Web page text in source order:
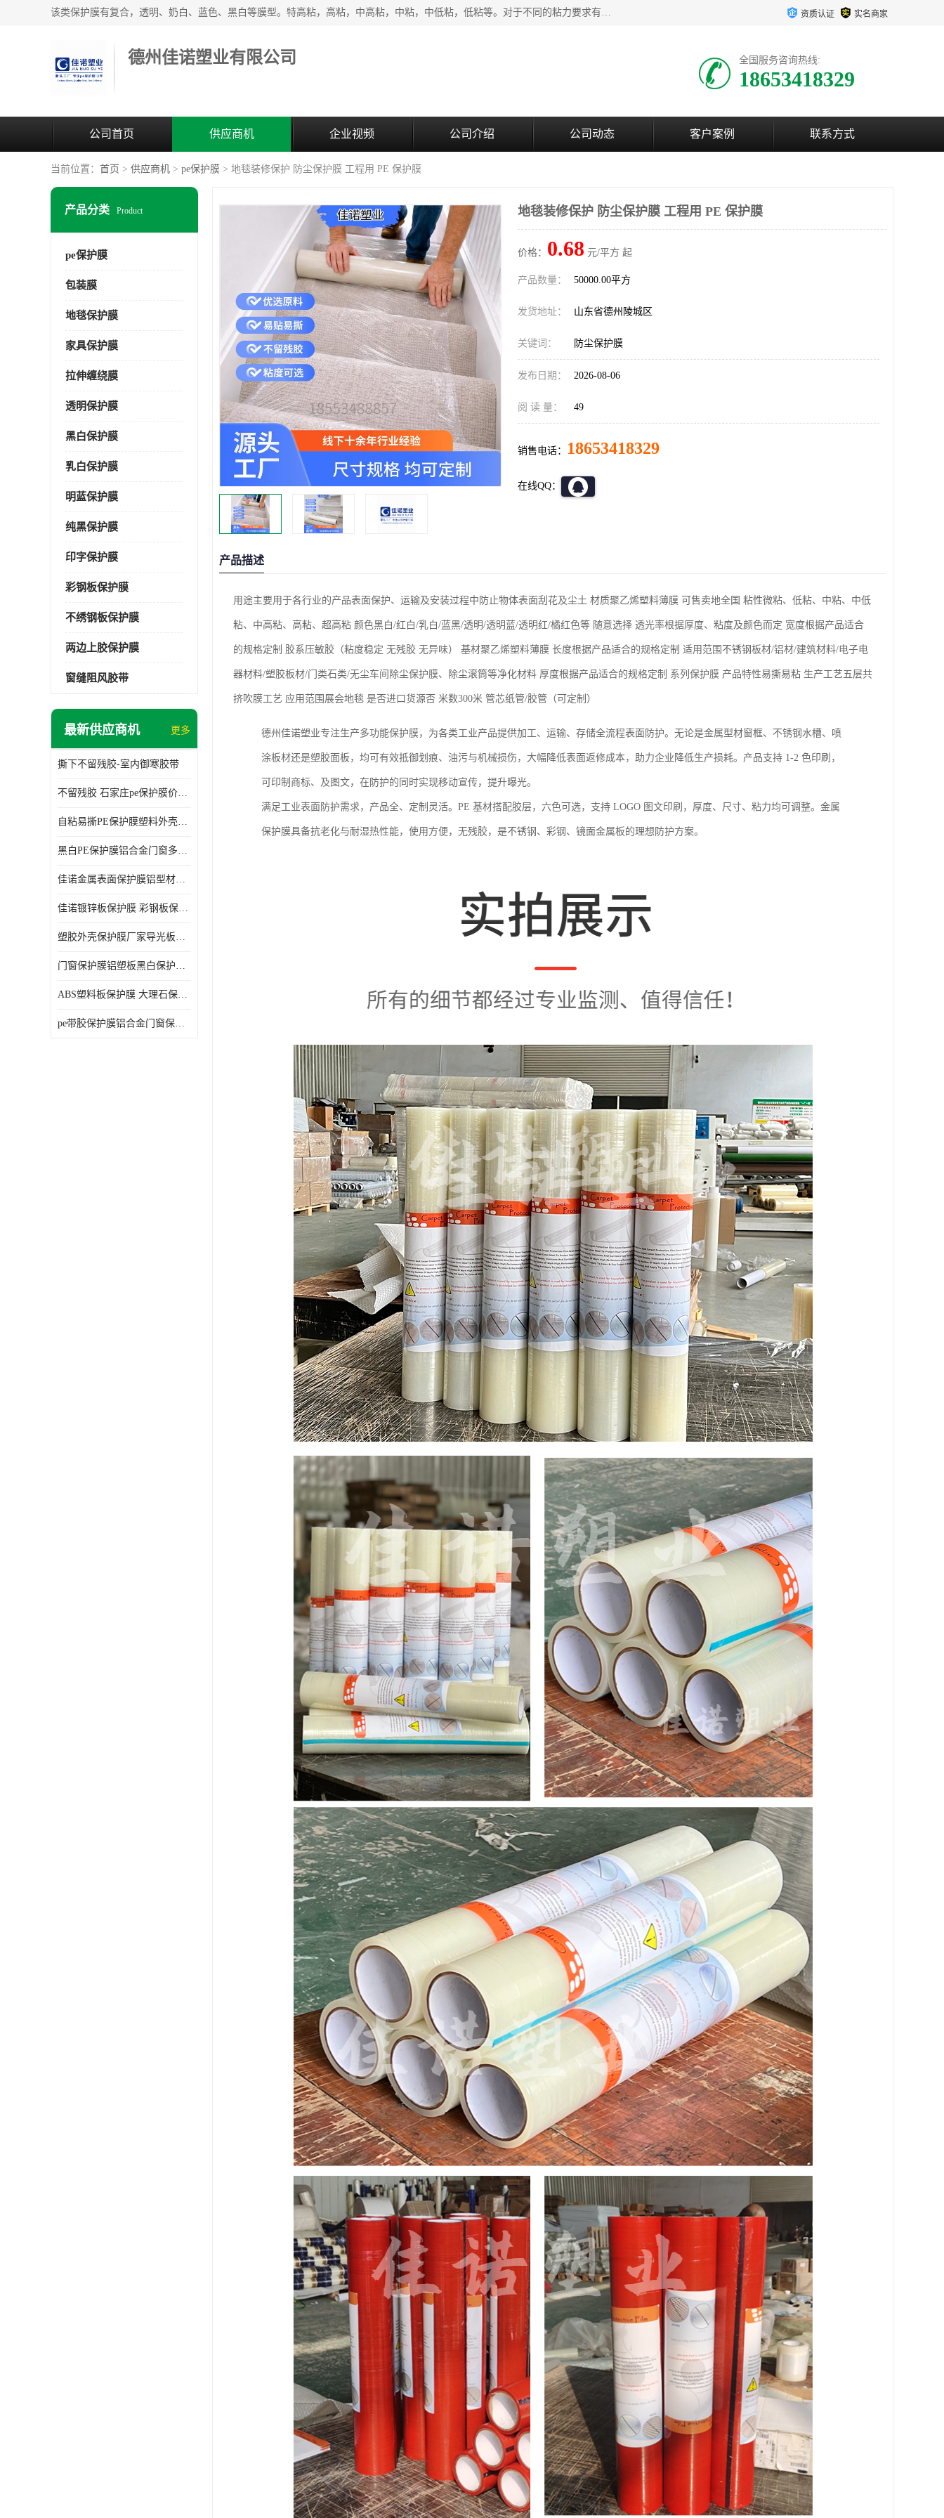
该类保护膜有复合，透明、奶白、蓝色、黑白等膜型。特高粘，高粘，中高粘，中粘，中低粘，低粘等。对于不同的粘力要求有相应的产品相适配。无胶渍残留污染。在较宽的收卷幅度下平整无皱纹，收卷长度大，利于机械化及自动化施工粘贴。为您的产品提供的表面保护解决方案。 产品广泛适用于：铝材、不锈钢、金属、塑料、电子、家电、家具、玻璃、化工材料、装饰材料等。 资质认证 实名商家
德州佳诺塑业有限公司 全国服务咨询热线:
18653418329
公司首页 供应商机 企业视频 公司介绍 公司动态 客户案例 联系方式
当前位置： 首页 > 供应商机 > pe保护膜 > 地毯装修保护 防尘保护膜 工程用 PE 保护膜
产品分类 Product
pe保护膜
包装膜
地毯保护膜
家具保护膜
拉伸缠绕膜
透明保护膜
黑白保护膜
乳白保护膜
明蓝保护膜
纯黑保护膜
印字保护膜
彩钢板保护膜
不绣钢板保护膜
两边上胶保护膜
窗缝阻风胶带
最新供应商机 更多
撕下不留残胶-室内御寒胶带
不留残胶 石家庄pe保护膜价格 塑料薄膜
自粘易撕PE保护膜塑料外壳导光板亚克力板膜操作方便
黑白PE保护膜铝合金门窗多种颜色支持定制生产
佳诺金属表面保护膜铝型材保护膜不留残胶铝合金窗框保护胶带
佳诺镀锌板保护膜 彩钢板保护pe保护膜
塑胶外壳保护膜厂家导光板保护膜 铝单板保护膜胶带易撕不留胶
门窗保护膜铝塑板黑白保护膜外墙保温板保护膜
ABS塑料板保护膜 大理石保护膜 缠鱼竿保护膜
pe带胶保护膜铝合金门窗保护不锈钢板保护膜大理石建筑材料保护
地毯装修保护 防尘保护膜 工程用 PE 保护膜
价格： 0.68 元/平方 起
产品数量： 50000.00平方
发货地址： 山东省德州陵城区
关键词： 防尘保护膜
发布日期： 2026-08-06
阅 读 量： 49
销售电话： 18653418329
在线QQ：
产品描述
用途主要用于各行业的产品表面保护、运输及安装过程中防止物体表面刮花及尘土 材质聚乙烯塑料薄膜 可售卖地全国 粘性微粘、低粘、中粘、中低
粘、中高粘、高粘、超高粘 颜色黑白/红白/乳白/蓝黑/透明/透明蓝/透明红/橘红色等 随意选择 透光率根据厚度、粘度及颜色而定 宽度根据产品适合
的规格定制 胶系压敏胶（粘度稳定 无残胶 无异味） 基材聚乙烯塑料薄膜 长度根据产品适合的规格定制 适用范围 不锈钢板材/铝材/建筑材料/电子电
器材料/塑胶板材/门类石类/无尘车间除尘保护膜、除尘滚筒等净化材料 厚度根据产品适合的规格定制 系列 保护膜 产品特性易撕易粘 生产工艺五层共
挤吹膜工艺 应用范围 展会地毯 是否进口货源否 米数300米 管芯纸管/胶管（可定制）
德州佳诺塑业专注生产多功能保护膜，为各类工业产品提供加工、运输、存储全流程表面防护。无论是金属型材窗框、不锈钢水槽、喷
涂板材还是塑胶面板，均可有效抵御划痕、油污与机械损伤，大幅降低表面返修成本，助力企业降低生产损耗。产品支持 1-2 色印刷，
可印制商标、及图文，在防护的同时实现移动宣传，提升曝光。
满足工业表面防护需求，产品全、定制灵活。PE 基材搭配胶层，六色可选，支持 LOGO 图文印刷，厚度、尺寸、粘力均可调整。金属
保护膜具备抗老化与耐湿热性能，使用方便，无残胶，是不锈钢、彩钢、镜面金属板的理想防护方案。